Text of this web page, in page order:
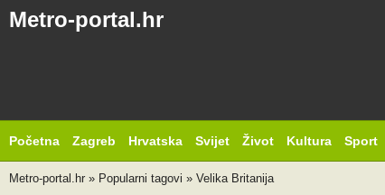
Metro-portal.hr
Početna Zagreb Hrvatska Svijet Život Kultura Sport
Metro-portal.hr » Popularni tagovi » Velika Britanija